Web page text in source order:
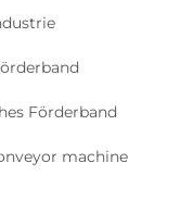
Förderband
machine